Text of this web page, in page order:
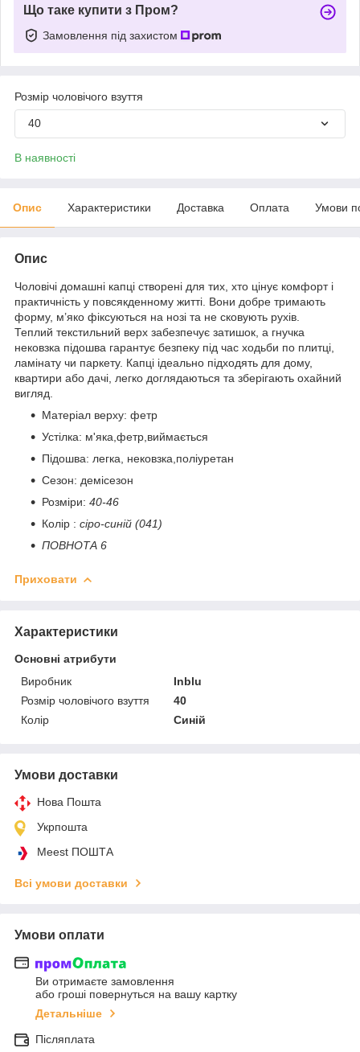
Що таке купити з Пром?
Замовлення під захистом
Розмір чоловічого взуття
40
В наявності
Опис Характеристики Доставка Оплата Умови
Опис
Чоловічі домашні капці створені для тих, хто цінує комфорт і
практичність у повсякденному житті. Вони добре тримають
форму, м’яко фіксуються на нозі та не сковують рухів.
Теплий текстильний верх забезпечує затишок, а гнучка
нековзка підошва гарантує безпеку під час ходьби по плитці,
ламінату чи паркету. Капці ідеально підходять для дому,
квартири або дачі, легко доглядаються та зберігають охайний
вигляд.
Матеріал верху: фетр
Устілка: м'яка,фетр,виймається
Підошва: легка, нековзка,поліуретан
Сезон: демісезон
Розміри: 40-46
Колір : сіро-синій (041)
ПОВНОТА 6
Приховати
Характеристики
Основні атрибути
Виробник
Inblu
Розмір чоловічого взуття
40
Колір
Синій
Умови доставки
Нова Пошта
Укрпошта
Meest ПОШТА
Всі умови доставки
Умови оплати
Ви отримаєте замовлення
або гроші повернуться на вашу картку
Детальніше
Післяплата